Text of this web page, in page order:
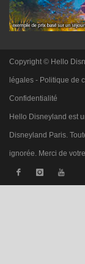
Copyright © Hello
légales - Politique de
Confidentialité
Hello Disneyland est
Disneyland Paris.
ignorée. Merci de